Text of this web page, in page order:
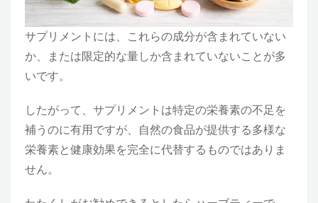
サプリメントには、これらの成分が含まれていない
か、または限定的な量しか含まれていないことが多
いです。
したがって、サプリメントは特定の栄養素の不足を
補うのに有用ですが、自然の食品が提供する多様な
栄養素と健康効果を完全に代替するものではありま
せん。